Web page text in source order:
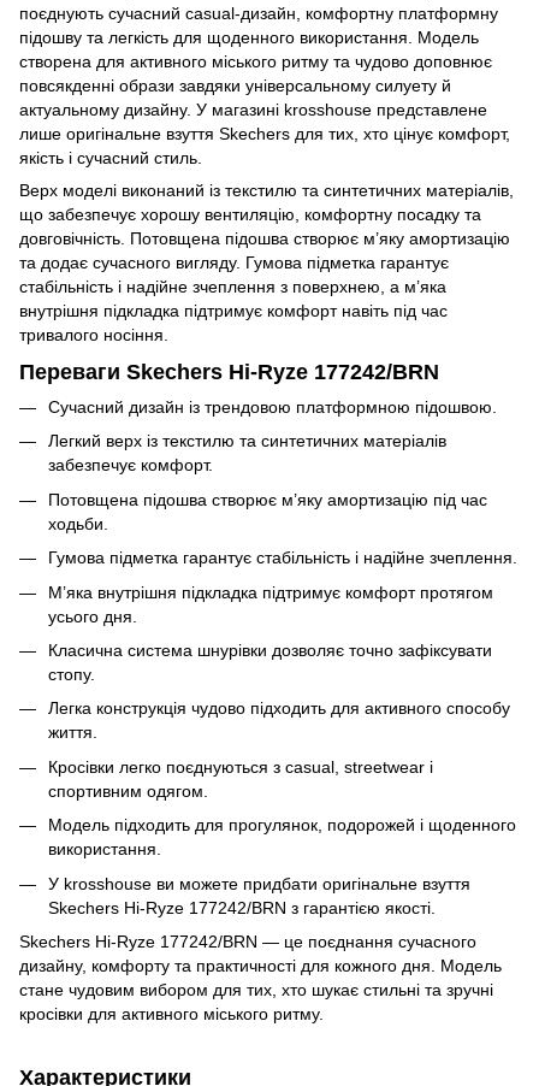
поєднують сучасний casual-дизайн, комфортну платформну
підошву та легкість для щоденного використання. Модель
створена для активного міського ритму та чудово доповнює
повсякденні образи завдяки універсальному силуету й
актуальному дизайну. У магазині krosshouse представлене
лише оригінальне взуття Skechers для тих, хто цінує комфорт,
якість і сучасний стиль.
Верх моделі виконаний із текстилю та синтетичних матеріалів,
що забезпечує хорошу вентиляцію, комфортну посадку та
довговічність. Потовщена підошва створює м’яку амортизацію
та додає сучасного вигляду. Гумова підметка гарантує
стабільність і надійне зчеплення з поверхнею, а м’яка
внутрішня підкладка підтримує комфорт навіть під час
тривалого носіння.
Переваги Skechers Hi-Ryze 177242/BRN
Сучасний дизайн із трендовою платформною підошвою.
Легкий верх із текстилю та синтетичних матеріалів
забезпечує комфорт.
Потовщена підошва створює м’яку амортизацію під час
ходьби.
Гумова підметка гарантує стабільність і надійне зчеплення.
М’яка внутрішня підкладка підтримує комфорт протягом
усього дня.
Класична система шнурівки дозволяє точно зафіксувати
стопу.
Легка конструкція чудово підходить для активного способу
життя.
Кросівки легко поєднуються з casual, streetwear і
спортивним одягом.
Модель підходить для прогулянок, подорожей і щоденного
використання.
У krosshouse ви можете придбати оригінальне взуття
Skechers Hi-Ryze 177242/BRN з гарантією якості.
Skechers Hi-Ryze 177242/BRN — це поєднання сучасного
дизайну, комфорту та практичності для кожного дня. Модель
стане чудовим вибором для тих, хто шукає стильні та зручні
кросівки для активного міського ритму.
Характеристики